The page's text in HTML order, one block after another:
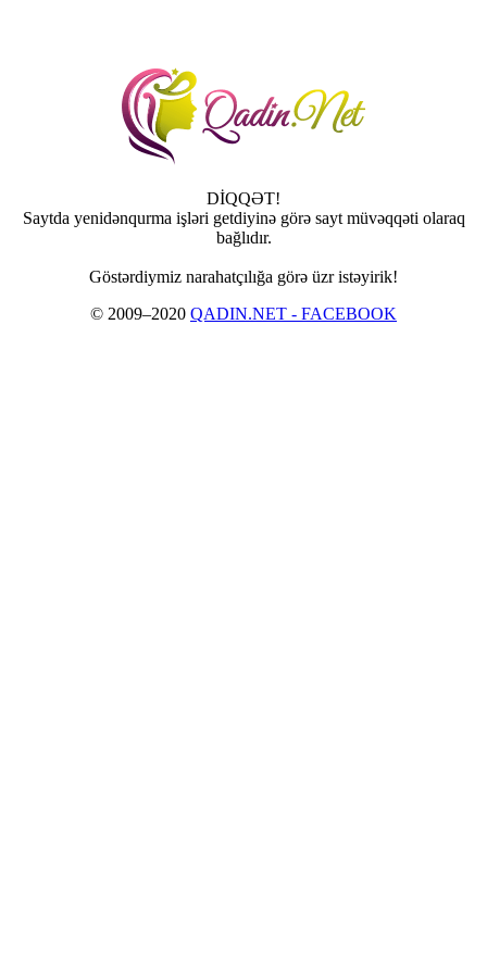
DİQQƏT!
Saytda yenidənqurma işləri getdiyinə görə sayt müvəqqəti olaraq
bağlıdır.
Göstərdiymiz narahatçılığa görə üzr istəyirik!
© 2009–2020 QADIN.NET - FACEBOOK